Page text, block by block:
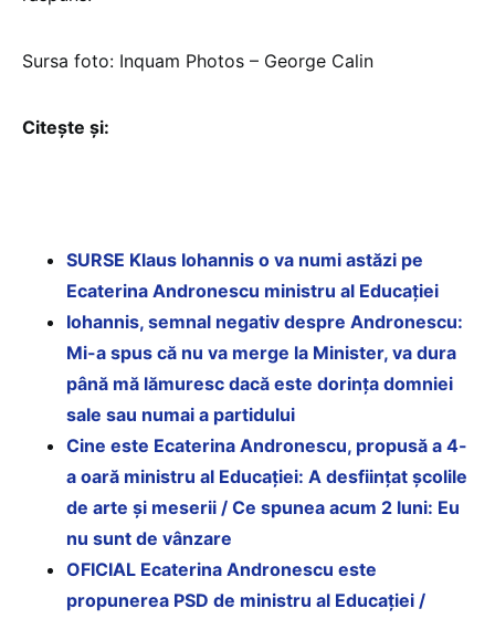
Sursa foto: Inquam Photos – George Calin
Citește și:
SURSE Klaus Iohannis o va numi astăzi pe
Ecaterina Andronescu ministru al Educației
Iohannis, semnal negativ despre Andronescu:
Mi-a spus că nu va merge la Minister, va dura
până mă lămuresc dacă este dorința domniei
sale sau numai a partidului
Cine este Ecaterina Andronescu, propusă a 4-
a oară ministru al Educației: A desființat școlile
de arte și meserii / Ce spunea acum 2 luni: Eu
nu sunt de vânzare
OFICIAL Ecaterina Andronescu este
propunerea PSD de ministru al Educației /